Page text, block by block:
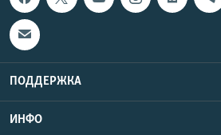
ПОДДЕРЖКА
ИНФО